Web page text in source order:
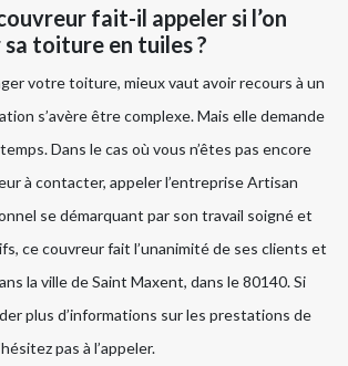
fait-il appeler si l’on
toiture en tuiles ?
votre toiture, mieux vaut avoir recours à un
s’avère être complexe. Mais elle demande
Dans le cas où vous n’êtes pas encore
à contacter, appeler l’entreprise Artisan
se démarquant par son travail soigné et
ce couvreur fait l’unanimité de ses clients et
la ville de Saint Maxent, dans le 80140. Si
plus d’informations sur les prestations de
pas à l’appeler.